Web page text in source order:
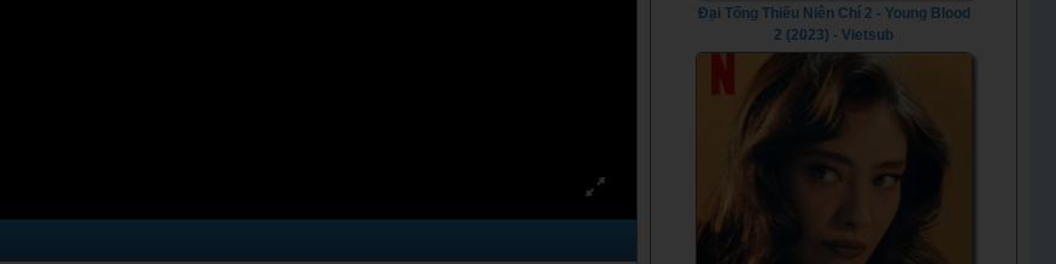
Đại Tống Thiếu Niên Chí 2 - Young Blood
2 (2023) - Vietsub